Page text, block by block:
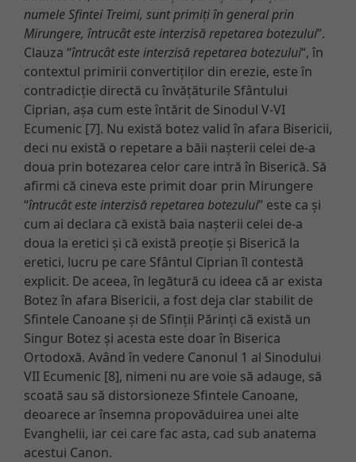
numele Sfintei Treimi, sunt primiți în general prin
Mirungere, întrucât este interzisă repetarea botezului”.
Clauza “întrucât este interzisă repetarea botezului“, în
contextul primirii convertiților din erezie, este în
contradicție directă cu învățăturile Sfântului
Ciprian, așa cum este întărit de Sinodul V-VI
Ecumenic [7]. Nu există botez valid în afara Bisericii,
deci nu există o repetare a băii nașterii celei de-a
doua prin botezarea celor care intră în Biserică. Să
afirmi că cineva este primit doar prin Mirungere
“întrucât este interzisă repetarea botezului” este ca și
cum ai declara că există baia nașterii celei de-a
doua la eretici și că există preoție și Biserică la
eretici, lucru pe care Sfântul Ciprian îl contestă
explicit. De aceea, în legătură cu ideea că ar exista
Botez în afara Bisericii, a fost deja clar stabilit de
Sfintele Canoane și de Sfinții Părinți că există un
Singur Botez și acesta este doar în Biserica
Ortodoxă. Având în vedere Canonul 1 al Sinodului
VII Ecumenic [8], nimeni nu are voie să adauge, să
scoată sau să distorsioneze Sfintele Canoane,
deoarece ar însemna propovăduirea unei alte
Evanghelii, iar cei care fac asta, cad sub anatema
acestui Canon.